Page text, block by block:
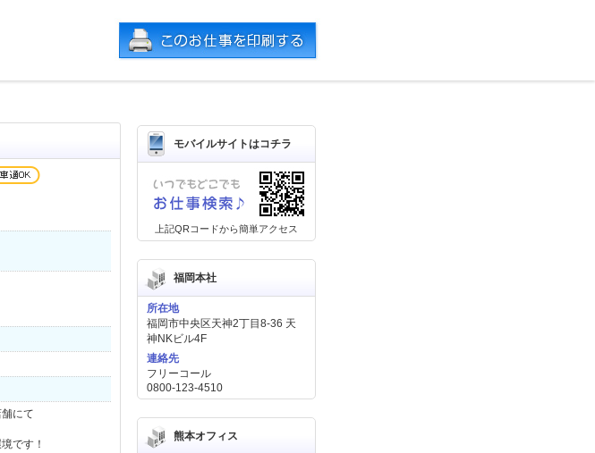
にて
です！
モバイルサイトはコチラ
上記QRコードから簡単アクセス
福岡本社
所在地
福岡市中央区天神2丁目8-36 天
神NKビル4F
連絡先
フリーコール
0800-123-4510
熊本オフィス